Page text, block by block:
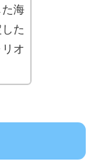
海
た
オ